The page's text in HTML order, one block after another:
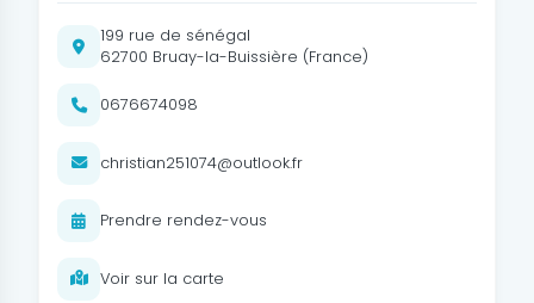
199 rue de sénégal
62700 Bruay-la-Buissière (France)
0676674098
christian251074@outlook.fr
Prendre rendez-vous
Voir sur la carte